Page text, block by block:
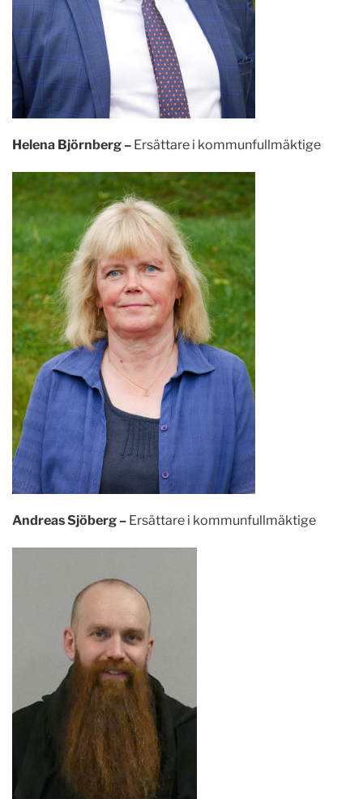
Helena Björnberg – Ersättare i kommunfullmäktige
Andreas Sjöberg – Ersättare i kommunfullmäktige